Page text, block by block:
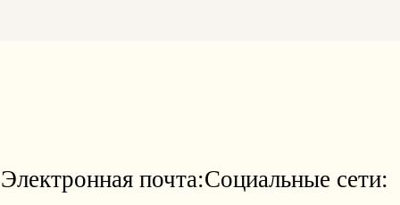
Электронная почта:Социальные сети: